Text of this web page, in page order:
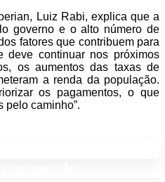
Luiz Rabi, explica que a
governo e o alto número de
fatores que contribuem para
deve continuar nos próximos
os aumentos das taxas de
a renda da população.
os pagamentos, o que
pelo caminho”.